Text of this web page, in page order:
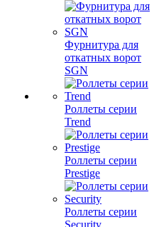
Фурнитура для
откатных ворот
SGN
Роллеты серии
Trend
Роллеты серии
Prestige
Роллеты серии
Security